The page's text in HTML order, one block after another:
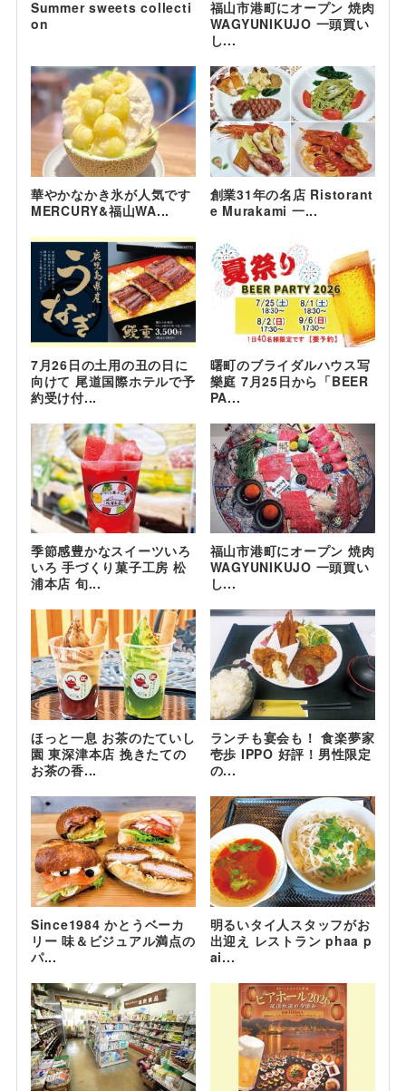
Summer sweets collecti
on
福山市港町にオープン 焼肉
WAGYUNIKUJO 一頭買い
し...
華やかなかき氷が人気です
MERCURY&福山WA...
創業31年の名店 Ristorant
e Murakami 一...
7月26日の土用の丑の日に
向けて 尾道国際ホテルで予
約受け付...
曙町のブライダルハウス写
樂庭 7月25日から「BEER
PA...
季節感豊かなスイーツいろ
いろ 手づくり菓子工房 松
浦本店 旬...
福山市港町にオープン 焼肉
WAGYUNIKUJO 一頭買い
し...
ほっと一息 お茶のたていし
園 東深津本店 挽きたての
お茶の香...
ランチも宴会も！ 食楽夢家
壱歩 IPPO 好評！男性限定
の...
Since1984 かとうベーカ
リー 味＆ビジュアル満点の
パ...
明るいタイ人スタッフがお
出迎え レストラン phaa p
ai...